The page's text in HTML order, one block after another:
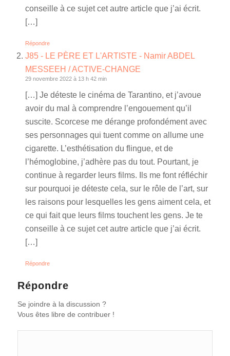
conseille à ce sujet cet autre article que j’ai écrit.
[…]
Répondre
J85 - LE PÈRE ET L'ARTISTE - Namir ABDEL
MESSEEH / ACTIVE-CHANGE
29 novembre 2022 à 13 h 42 min
[…] Je déteste le cinéma de Tarantino, et j’avoue
avoir du mal à comprendre l’engouement qu’il
suscite. Scorcese me dérange profondément avec
ses personnages qui tuent comme on allume une
cigarette. L’esthétisation du flingue, et de
l’hémoglobine, j’adhère pas du tout. Pourtant, je
continue à regarder leurs films. Ils me font réfléchir
sur pourquoi je déteste cela, sur le rôle de l’art, sur
les raisons pour lesquelles les gens aiment cela, et
ce qui fait que leurs films touchent les gens. Je te
conseille à ce sujet cet autre article que j’ai écrit.
[…]
Répondre
Répondre
Se joindre à la discussion ?
Vous êtes libre de contribuer !